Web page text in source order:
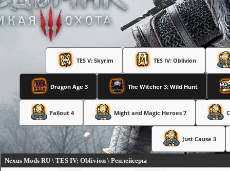
TES V: Skyrim TES IV: Oblivion
Dragon Age 3 The Witcher 3: Wild Hunt
Fallout 4 Might and Magic Heroes 7
Just Cause 3
Nexus Mods RU \ TES IV: Oblivion \ Реплейсеры